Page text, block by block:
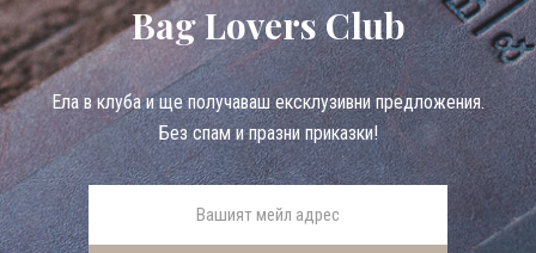
Bag Lovers Club
Eла в клуба и ще получаваш ексклузивни предложения.
Без спам и празни приказки!